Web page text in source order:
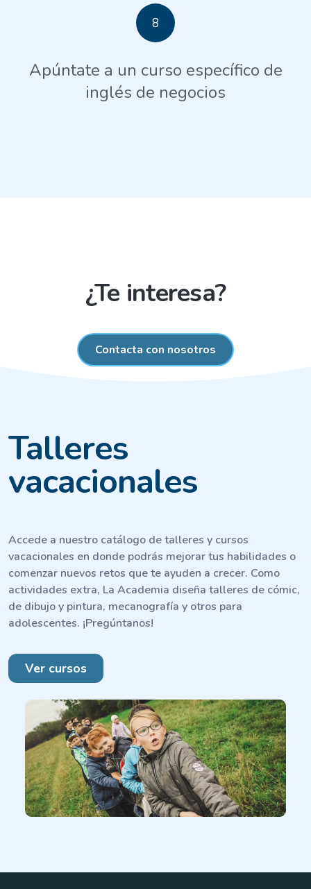
8
Apúntate a un curso específico de
inglés de negocios
¿Te interesa?
Contacta con nosotros
Talleres
vacacionales
Accede a nuestro catálogo de talleres y cursos
vacacionales en donde podrás mejorar tus habilidades o
comenzar nuevos retos que te ayuden a crecer. Como
actividades extra, La Academia diseña talleres de cómic,
de dibujo y pintura, mecanografía y otros para
adolescentes. ¡Pregúntanos!
Ver cursos